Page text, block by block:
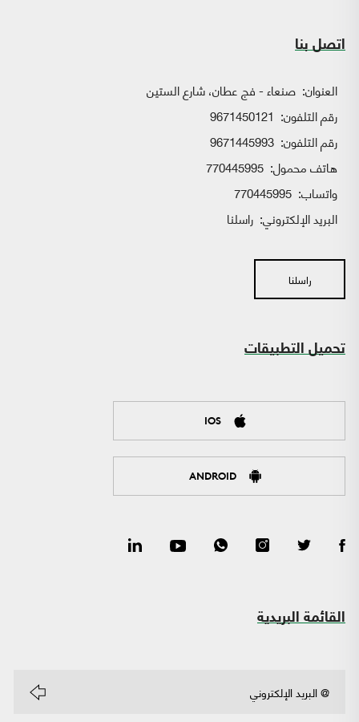
اتصل بنا
العنوان: صنعاء - فج عطان، شارع الستين
رقم التلفون: 9671450121
رقم التلفون: 9671445993
هاتف محمول: 770445995
واتساب:
البريد الإلكتروني: راسلنا
راسلنا
تحميل التطبيقات
IOS
ANDROID
القائمة البريدية